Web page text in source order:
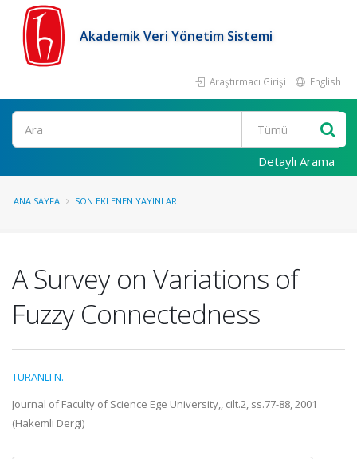
Akademik Veri Yönetim Sistemi
Araştırmacı Girişi English
Ara
Detaylı Arama
ANA SAYFA SON EKLENEN YAYINLAR
A Survey on Variations of
Fuzzy Connectedness
TURANLI N.
Journal of Faculty of Science Ege University,, cilt.2, ss.77-88, 2001
(Hakemli Dergi)